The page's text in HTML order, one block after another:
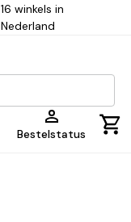
16 winkels in
Nederland
Bestelstatus